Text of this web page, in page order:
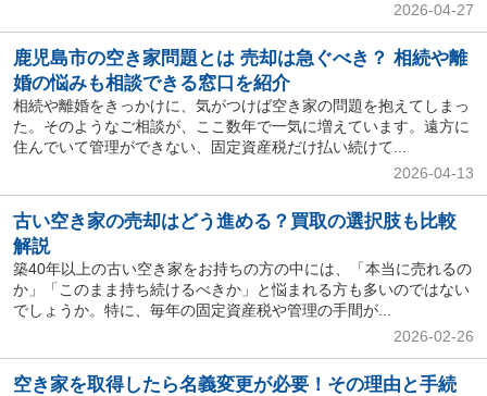
2026-04-27
鹿児島市の空き家問題とは 売却は急ぐべき？ 相続や離
婚の悩みも相談できる窓口を紹介
相続や離婚をきっかけに、気がつけば空き家の問題を抱えてしまっ
た。そのようなご相談が、ここ数年で一気に増えています。遠方に
住んでいて管理ができない、固定資産税だけ払い続けて...
2026-04-13
古い空き家の売却はどう進める？買取の選択肢も比較
解説
築40年以上の古い空き家をお持ちの方の中には、「本当に売れるの
か」「このまま持ち続けるべきか」と悩まれる方も多いのではない
でしょうか。特に、毎年の固定資産税や管理の手間が...
2026-02-26
空き家を取得したら名義変更が必要！その理由と手続